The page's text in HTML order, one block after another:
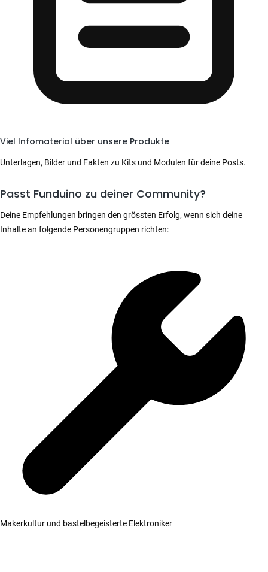
Viel Infomaterial über unsere Produkte
Unterlagen, Bilder und Fakten zu Kits und Modulen für deine Posts.
Passt Funduino zu deiner Community?
Deine Empfehlungen bringen den grössten Erfolg, wenn sich deine
Inhalte an folgende Personengruppen richten:
Makerkultur und bastelbegeisterte Elektroniker